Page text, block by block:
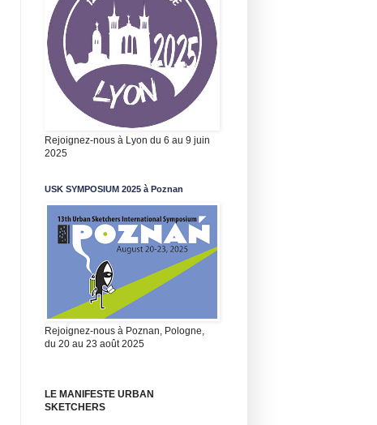
Rejoignez-nous à Lyon du 6 au 9 juin
2025
USK SYMPOSIUM 2025 à Poznan
Rejoignez-nous à Poznan, Pologne,
du 20 au 23 août 2025
LE MANIFESTE URBAN
SKETCHERS